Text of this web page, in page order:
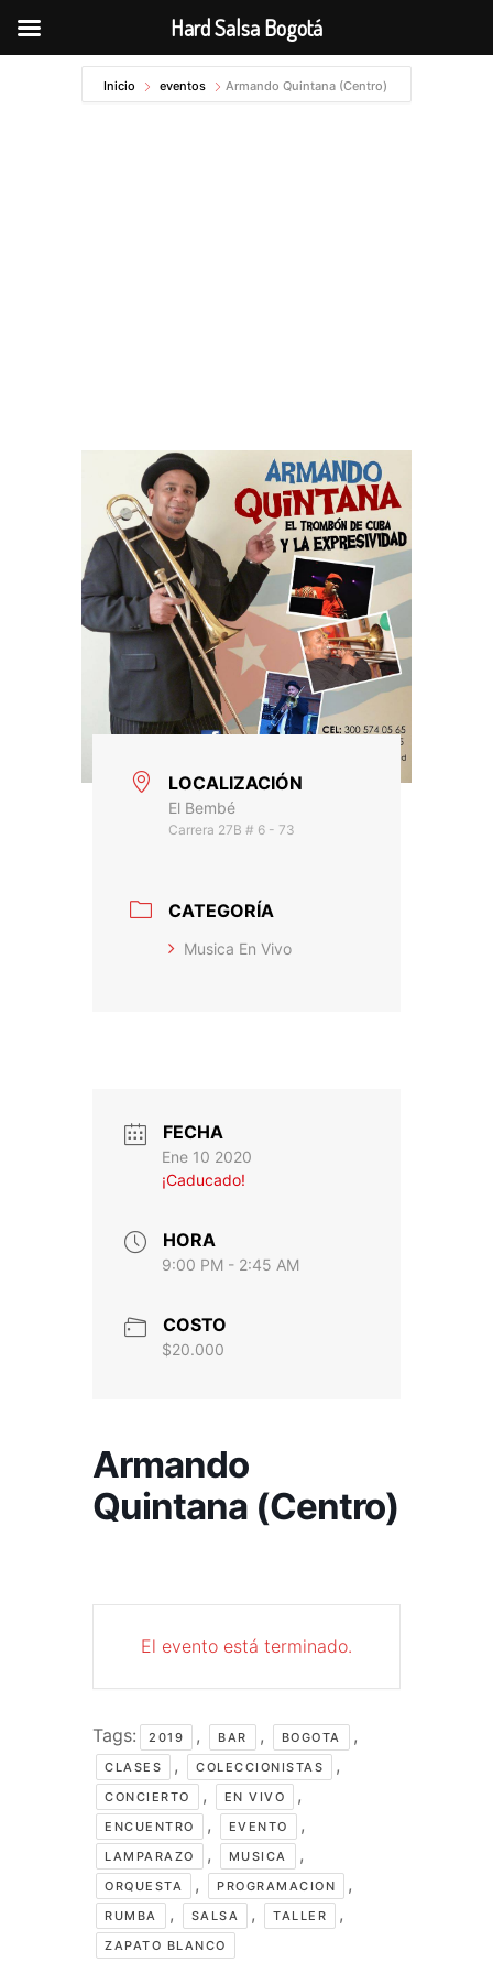
Inicio eventos Armando Quintana (Centro)
LOCALIZACIÓN
El Bembé
Carrera 27B # 6 - 73
CATEGORÍA
Musica En Vivo
FECHA
Ene 10 2020
¡Caducado!
HORA
9:00 PM - 2:45 AM
COSTO
$20.000
Armando
Quintana (Centro)
El evento está terminado.
Tags: 2019 , BAR , BOGOTA ,
CLASES , COLECCIONISTAS ,
CONCIERTO , EN VIVO ,
ENCUENTRO , EVENTO ,
LAMPARAZO , MUSICA ,
ORQUESTA , PROGRAMACION ,
RUMBA , SALSA , TALLER ,
ZAPATO BLANCO
Hard Salsa Bogotá